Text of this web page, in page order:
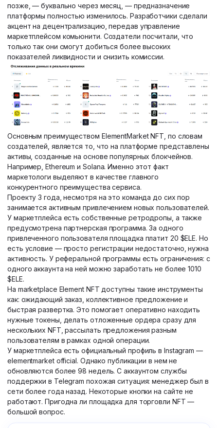
позже, — буквально через месяц, — предназначение
платформы полностью изменилось. Разработчики сделали
акцент на децентрализацию, передав управление
маркетплейсом комьюнити. Создатели посчитали, что
только так они смогут добиться более высоких
показателей ликвидности и снизить комиссии.
Основным преимуществом ElementMarket NFT, по словам
создателей, является то, что на платформе представлены
активы, созданные на основе популярных блокчейнов.
Например, Ethereum и Solana. Именно этот факт
маркетологи выделяют в качестве главного
конкурентного преимущества сервиса.
Проекту 3 года, несмотря на это команда до сих пор
занимается активным привлечением новых пользователей.
У маркетплейса есть собственные ретродропы, а также
предусмотрена партнерская программа. За одного
привлеченного пользователя площадка платит 20 $ELE. Но
есть условие — просто регистрации недостаточно, нужна
активность. У реферальной программы есть ограничения: с
одного аккаунта на ней можно заработать не более 1010
$ELE.
На marketplace Element NFT доступны такие инструменты
как: ожидающий заказ, коллективное предложение и
быстрая развертка. Это помогает оперативно находить
нужные токены, делать отложенные ордера сразу для
нескольких NFT, рассылать предложения разным
пользователям в рамках одной операции.
У маркетплейса есть официальный профиль в Instagram —
elementmarket official. Однако публикации в нем не
обновляются более 98 недель. С аккаунтом службы
поддержки в Telegram похожая ситуация: менеджер был в
сети более года назад. Некоторые кнопки на сайте не
работают. Пригодна ли площадка для торговли NFT —
большой вопрос.